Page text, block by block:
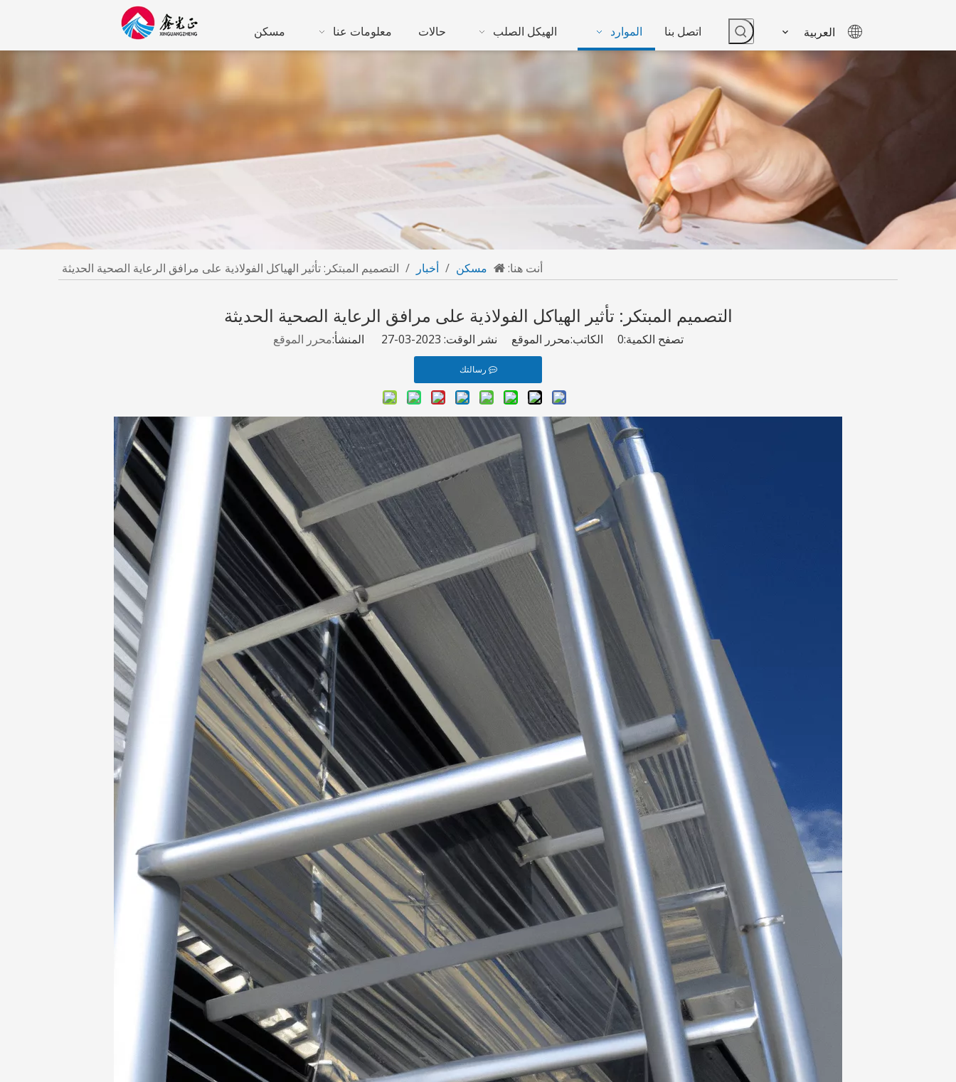
اتصل بنا الموارد الهيكل الصلب حالات معلومات عنا مسكن العربية
أنت هنا: مسكن / أخبار / التصميم المبتكر: تأثير الهياكل الفولاذية على مرافق الرعاية الصحية الحديثة
التصميم المبتكر: تأثير الهياكل الفولاذية على مرافق الرعاية الصحية الحديثة
تصفح الكمية:0 الكاتب:محرر الموقع نشر الوقت: 2023-03-27 المنشأ: محرر الموقع
رسالتك